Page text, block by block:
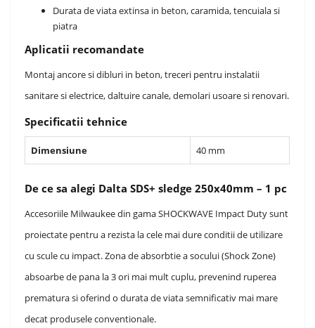
Durata de viata extinsa in beton, caramida, tencuiala si
piatra
Aplicatii recomandate
Montaj ancore si dibluri in beton, treceri pentru instalatii
sanitare si electrice, daltuire canale, demolari usoare si renovari.
Specificatii tehnice
Dimensiune 40 mm
De ce sa alegi Dalta SDS+ sledge 250x40mm – 1 pc
Accesoriile Milwaukee din gama SHOCKWAVE Impact Duty sunt
proiectate pentru a rezista la cele mai dure conditii de utilizare
cu scule cu impact. Zona de absorbtie a socului (Shock Zone)
absoarbe de pana la 3 ori mai mult cuplu, prevenind ruperea
prematura si oferind o durata de viata semnificativ mai mare
decat produsele conventionale.